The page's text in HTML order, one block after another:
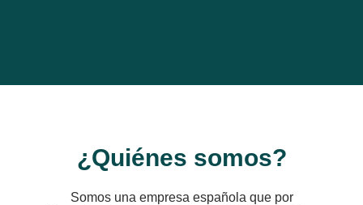
¿Quiénes somos?
Somos una empresa española que por